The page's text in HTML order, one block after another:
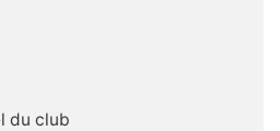
du club